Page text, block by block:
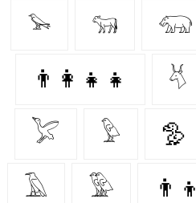
𓅩 𓃔 𓃯
👨‍👩‍👧‍👧 𓄃
𓅯 𓅱 🦤
𓄿 𓅳 👨‍👦